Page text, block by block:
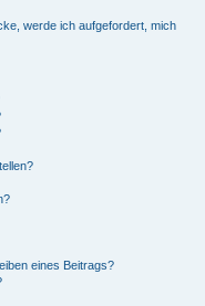
werde ich aufgefordert, mich
eines Beitrags?